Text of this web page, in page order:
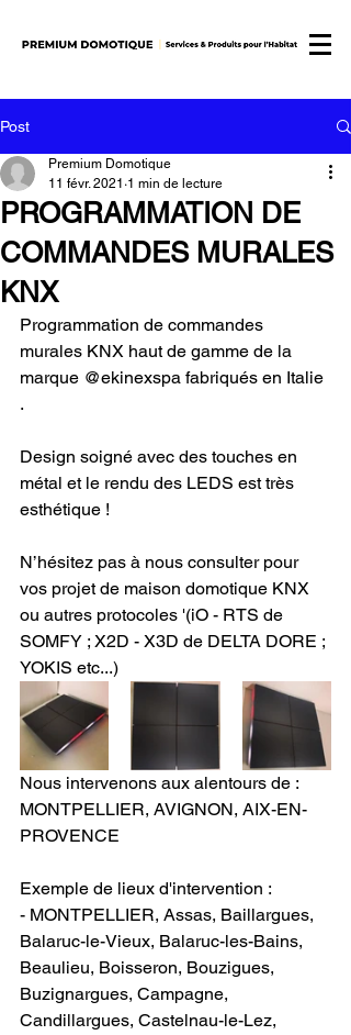
Post
PROGRAMMATION DE
COMMANDES MURALES
KNX
Premium Domotique
11 févr. 2021 1 min de lecture
Programmation de commandes
murales KNX haut de gamme de la
marque @ekinexspa fabriqués en Italie
.
Design soigné avec des touches en
métal et le rendu des LEDS est très
esthétique !
N’hésitez pas à nous consulter pour
vos projet de maison domotique KNX
ou autres protocoles '(iO - RTS de
SOMFY ; X2D - X3D de DELTA DORE ;
YOKIS etc...)
Nous intervenons aux alentours de :
MONTPELLIER, AVIGNON, AIX-EN-
PROVENCE
Exemple de lieux d'intervention :
- MONTPELLIER, Assas, Baillargues,
Balaruc-le-Vieux, Balaruc-les-Bains,
Beaulieu, Boisseron, Bouzigues,
Buzignargues, Campagne,
Candillargues, Castelnau-le-Lez,